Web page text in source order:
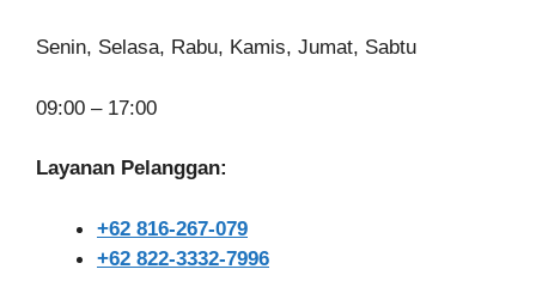
Senin, Selasa, Rabu, Kamis, Jumat, Sabtu
09:00 – 17:00
Layanan Pelanggan:
+62 816-267-079
+62 822-3332-7996